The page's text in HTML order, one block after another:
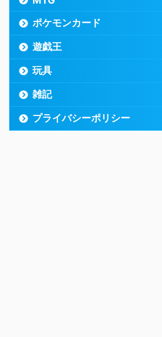
ポケモンカード
遊戯王
玩具
雑記
プライバシーポリシー